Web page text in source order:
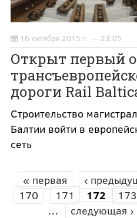
16 октября 2015 г. — 23:05
Открыт первый
дороги Rail
Строительство
Балтии войти в
сеть
СТРАНИЦЫ
« первая ‹
170
171 172 173
…
следующая ›